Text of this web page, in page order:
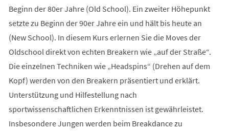
Beginn der 80er Jahre (Old School). Ein zweiter Höhepunkt
setzte zu Beginn der 90er Jahre ein und hält bis heute an
(New School). In diesem Kurs erlernen Sie die Moves der
Oldschool direkt von echten Breakern wie „auf der Straße“.
Die einzelnen Techniken wie „Headspins“ (Drehen auf dem
Kopf) werden von den Breakern präsentiert und erklärt.
Unterstützung und Hilfestellung nach
sportwissenschaftlichen Erkenntnissen ist gewährleistet.
Insbesondere Jungen werden beim Breakdance zu